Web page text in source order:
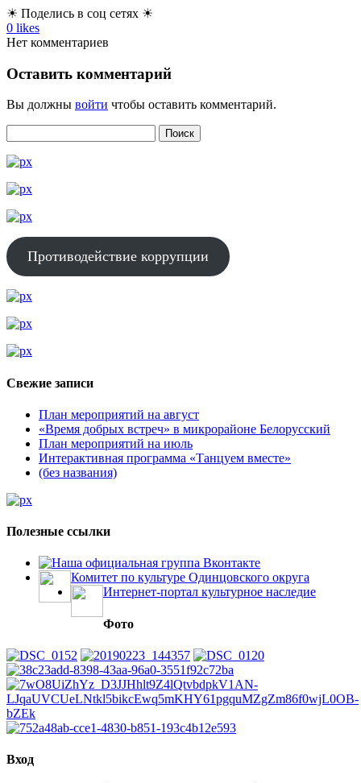
☀ Поделись в соц сетях ☀
0 likes
Нет комментариев
Оставить комментарий
Вы должны войти чтобы оставить комментарий.
Противодействие коррупции
Свежие записи
План мероприятий на август
«Время добрых встреч» в микрорайоне Белорусский
План мероприятий на июль
Интерактивная программа «Танцуем вместе»
(без названия)
Полезные ссылки
Наша официальная группа Вконтакте
Комитет по культуре Одинцовского округа
Интернет-портал культурное наследие
Фото
Вход